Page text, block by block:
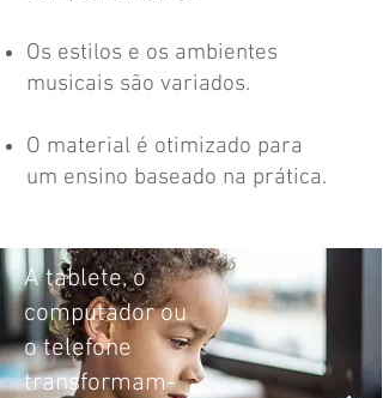
Os estilos e os ambientes
musicais são variados.
O material é otimizado para
um ensino baseado na prática.
A tablete, o
computador ou
o telefone
transformam-